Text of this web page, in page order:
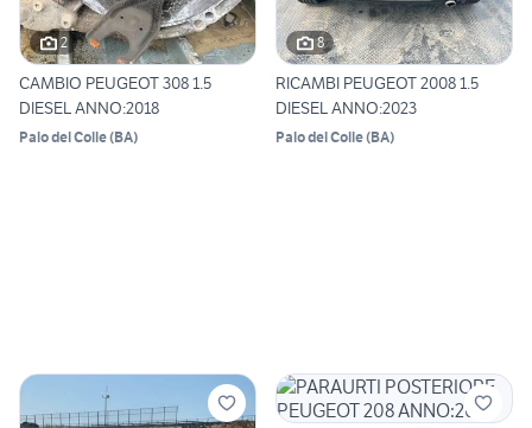
2
CAMBIO PEUGEOT 308 1.5
DIESEL ANNO:2018
Palo del Colle(BA)
8
RICAMBI PEUGEOT 2008 1.5
DIESEL ANNO:2023
Palo del Colle(BA)